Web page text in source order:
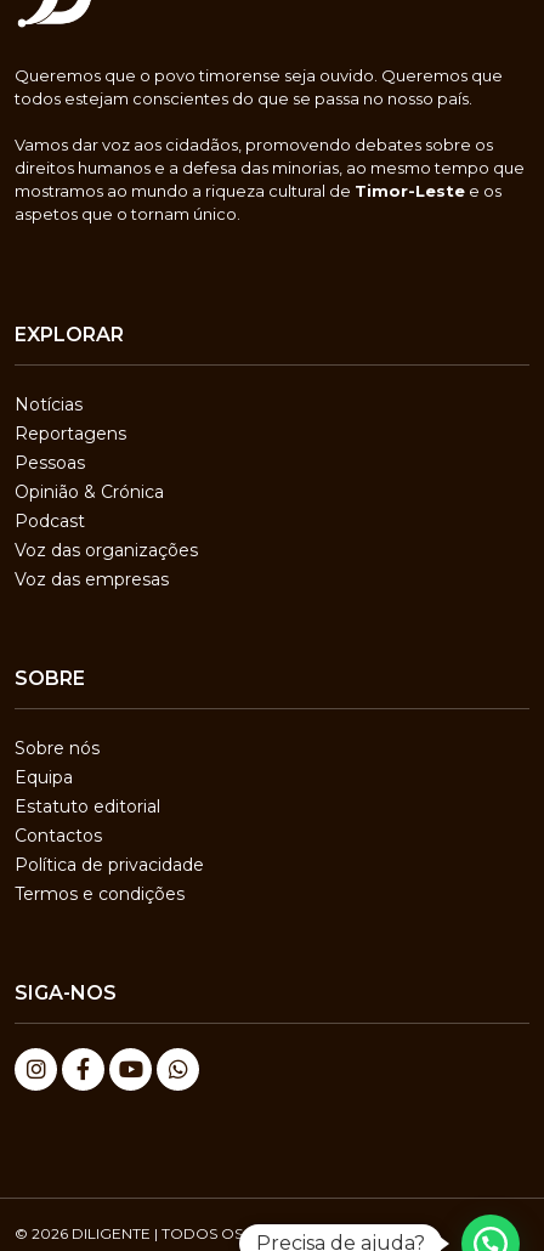
Queremos que o povo timorense seja ouvido. Queremos que
todos estejam conscientes do que se passa no nosso país.
Vamos dar voz aos cidadãos, promovendo debates sobre os
direitos humanos e a defesa das minorias, ao mesmo tempo que
mostramos ao mundo a riqueza cultural de Timor-Leste e os
aspetos que o tornam único.
EXPLORAR
Notícias
Reportagens
Pessoas
Opinião & Crónica
Podcast
Voz das organizações
Voz das empresas
SOBRE
Sobre nós
Equipa
Estatuto editorial
Contactos
Política de privacidade
Termos e condições
SIGA-NOS
© 2026 DILIGENTE | TODOS OS DIREITOS RESERVADOS
Precisa de ajuda?